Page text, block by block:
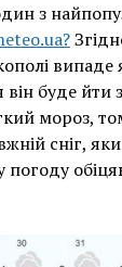
з
він буде
мороз,
сніг,
погоду